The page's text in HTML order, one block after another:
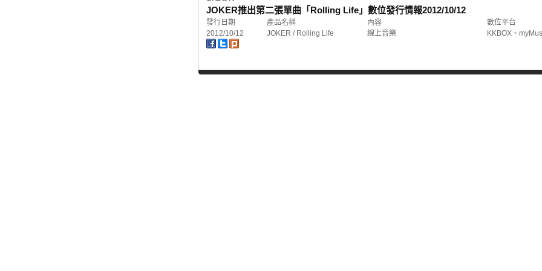
JOKER推出第二張單曲「Rolling Life」數位發行情報2012/10/12
發行日期 產品名稱 內容
數位平台
2012/10/12
JOKER / Rolling Life 線上音樂 KKBOX、